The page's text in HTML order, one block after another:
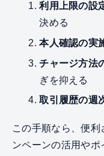
利用上限の設
決める
本人確認の実
チャージ方法
ぎを抑える
取引履歴の週
この手順なら、便
ンペーンの活用やポ